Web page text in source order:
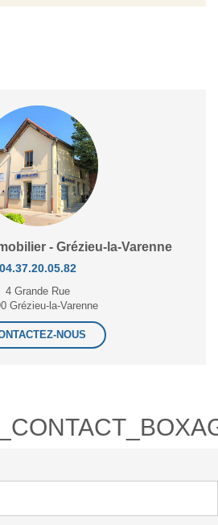
- Grézieu-la-Varenne
04.37.20.05.82
4 Grande Rue
Grézieu-la-Varenne
NOUS